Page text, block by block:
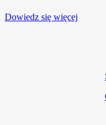
Dowiedz się więcej